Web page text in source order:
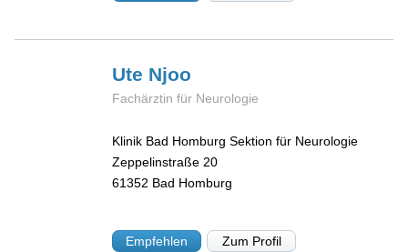
Ute Njoo
Fachärztin für Neurologie
Klinik Bad Homburg Sektion für Neurologie
Zeppelinstraße 20
61352 Bad Homburg
Empfehlen Zum Profil